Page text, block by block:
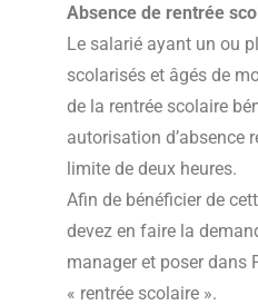
Absence de rentrée
Le salarié ayant un ou
scolarisés et âgés de
de la rentrée scolaire
autorisation d’absence
limite de deux heures.
Afin de bénéficier de
devez en faire la
manager et poser dans
« rentrée scolaire ».